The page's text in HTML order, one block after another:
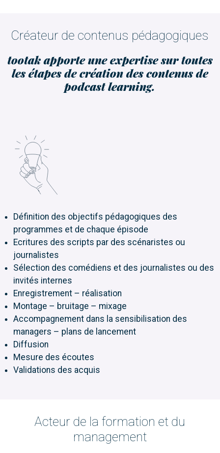
Créateur de contenus pédagogiques
tootak apporte une expertise sur toutes
les étapes de création des contenus de
podcast learning.
Définition des objectifs pédagogiques des
programmes et de chaque épisode
Ecritures des scripts par des scénaristes ou
journalistes
Sélection des comédiens et des journalistes ou des
invités internes
Enregistrement – réalisation
Montage – bruitage – mixage
Accompagnement dans la sensibilisation des
managers – plans de lancement
Diffusion
Mesure des écoutes
Validations des acquis
Acteur de la formation et du
management